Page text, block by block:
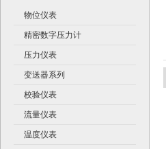
物位仪表
精密数字压力计
压力仪表
变送器系列
校验仪表
流量仪表
温度仪表